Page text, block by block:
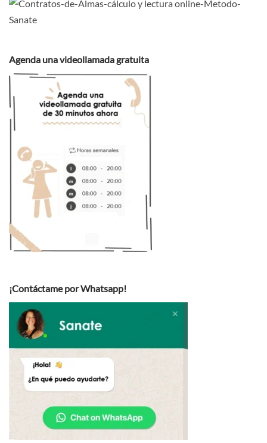
Agenda una videollamada gratuita
¡Contáctame por Whatsapp!